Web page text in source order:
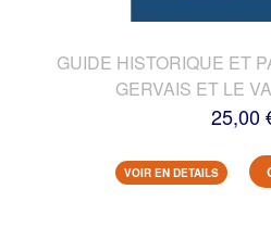
GUIDE HISTORIQUE ET
GERVAIS ET LE
25,00
VOIR EN DETAILS